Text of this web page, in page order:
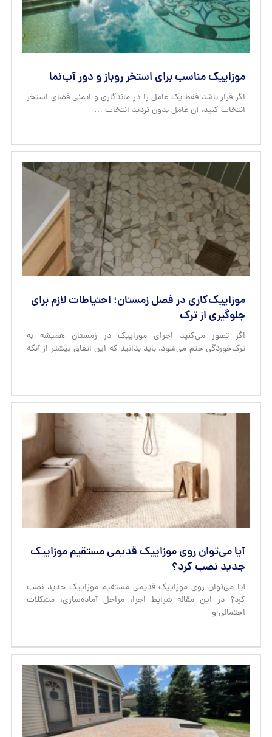
موزاییک مناسب برای استخر روباز و دور آب‌نما
اگر قرار باشد فقط یک عامل را در ماندگاری و ایمنی فضای استخر
انتخاب کنید، آن عامل بدون تردید انتخاب …
موزاییک‌کاری در فصل زمستان؛ احتیاطات لازم برای
جلوگیری از ترک
اگر تصور می‌کنید اجرای موزاییک در زمستان همیشه به
ترک‌خوردگی ختم می‌شود، باید بدانید که این اتفاق بیشتر از آنکه
…
آیا می‌توان روی موزاییک قدیمی مستقیم موزاییک
جدید نصب کرد؟
آیا می‌توان روی موزاییک قدیمی مستقیم موزاییک جدید نصب
کرد؟ در این مقاله شرایط اجرا، مراحل آماده‌سازی، مشکلات
احتمالی و